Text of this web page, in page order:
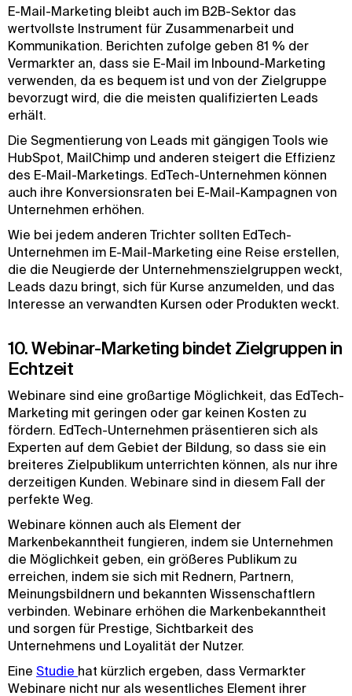
E-Mail-Marketing bleibt auch im B2B-Sektor das
wertvollste Instrument für Zusammenarbeit und
Kommunikation. Berichten zufolge geben 81 % der
Vermarkter an, dass sie E-Mail im Inbound-Marketing
verwenden, da es bequem ist und von der Zielgruppe
bevorzugt wird, die die meisten qualifizierten Leads
erhält.
Die Segmentierung von Leads mit gängigen Tools wie
HubSpot, MailChimp und anderen steigert die Effizienz
des E-Mail-Marketings. EdTech-Unternehmen können
auch ihre Konversionsraten bei E-Mail-Kampagnen von
Unternehmen erhöhen.
Wie bei jedem anderen Trichter sollten EdTech-
Unternehmen im E-Mail-Marketing eine Reise erstellen,
die die Neugierde der Unternehmenszielgruppen weckt,
Leads dazu bringt, sich für Kurse anzumelden, und das
Interesse an verwandten Kursen oder Produkten weckt.
10. Webinar-Marketing bindet Zielgruppen in
Echtzeit
Webinare sind eine großartige Möglichkeit, das EdTech-
Marketing mit geringen oder gar keinen Kosten zu
fördern. EdTech-Unternehmen präsentieren sich als
Experten auf dem Gebiet der Bildung, so dass sie ein
breiteres Zielpublikum unterrichten können, als nur ihre
derzeitigen Kunden. Webinare sind in diesem Fall der
perfekte Weg.
Webinare können auch als Element der
Markenbekanntheit fungieren, indem sie Unternehmen
die Möglichkeit geben, ein größeres Publikum zu
erreichen, indem sie sich mit Rednern, Partnern,
Meinungsbildnern und bekannten Wissenschaftlern
verbinden. Webinare erhöhen die Markenbekanntheit
und sorgen für Prestige, Sichtbarkeit des
Unternehmens und Loyalität der Nutzer.
Eine Studie hat kürzlich ergeben, dass Vermarkter
Webinare nicht nur als wesentliches Element ihrer